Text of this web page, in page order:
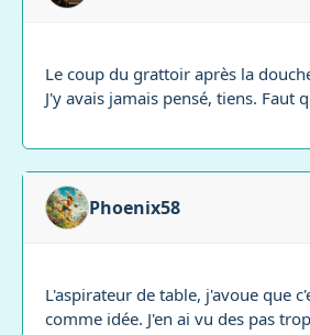
Le coup du grattoir après la
J'y avais jamais pensé, tiens. Faut
Phoenix58
L'aspirateur de table, j'avoue que
comme idée. J'en ai vu des pas